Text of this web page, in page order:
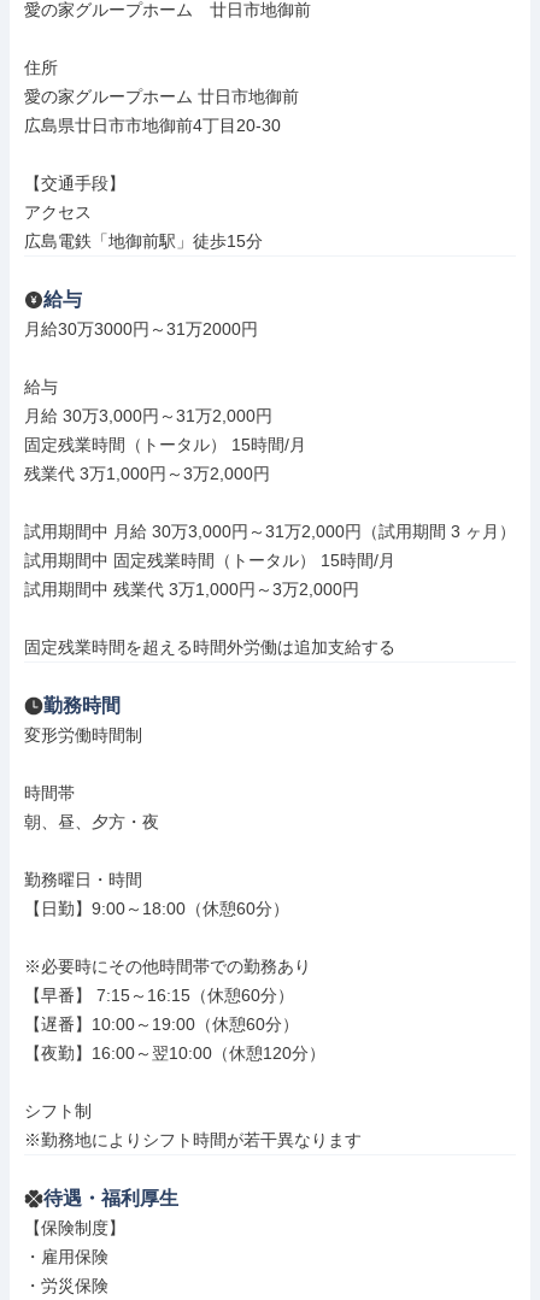
愛の家グループホーム　廿日市地御前
住所
愛の家グループホーム 廿日市地御前
広島県廿日市市地御前4丁目20-30
【交通手段】
アクセス
広島電鉄「地御前駅」徒歩15分
給与
月給30万3000円～31万2000円
給与
月給 30万3,000円～31万2,000円
固定残業時間（トータル） 15時間/月
残業代 3万1,000円～3万2,000円
試用期間中 月給 30万3,000円～31万2,000円（試用期間 3 ヶ月）
試用期間中 固定残業時間（トータル） 15時間/月
試用期間中 残業代 3万1,000円～3万2,000円
固定残業時間を超える時間外労働は追加支給する
勤務時間
変形労働時間制
時間帯
朝、昼、夕方・夜
勤務曜日・時間
【日勤】9:00～18:00（休憩60分）
※必要時にその他時間帯での勤務あり
【早番】 7:15～16:15（休憩60分）
【遅番】10:00～19:00（休憩60分）
【夜勤】16:00～翌10:00（休憩120分）
シフト制
※勤務地によりシフト時間が若干異なります
待遇・福利厚生
【保険制度】
・雇用保険
・労災保険